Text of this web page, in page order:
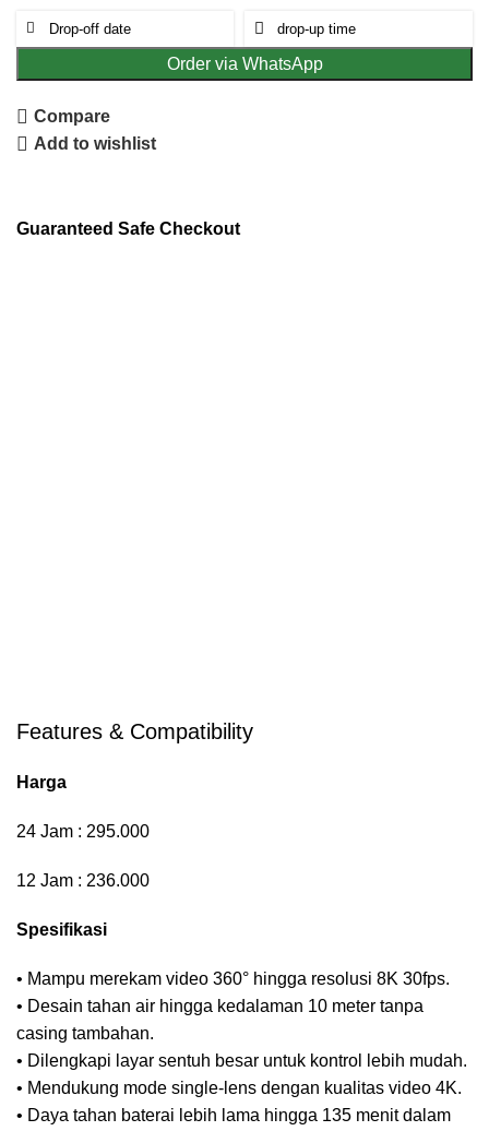
Order via WhatsApp
Compare
Add to wishlist
Guaranteed Safe Checkout
Features & Compatibility
Harga
24 Jam : 295.000
12 Jam : 236.000
Spesifikasi
• Mampu merekam video 360° hingga resolusi 8K 30fps.
• Desain tahan air hingga kedalaman 10 meter tanpa
casing tambahan.
• Dilengkapi layar sentuh besar untuk kontrol lebih mudah.
• Mendukung mode single-lens dengan kualitas video 4K.
• Daya tahan baterai lebih lama hingga 135 menit dalam